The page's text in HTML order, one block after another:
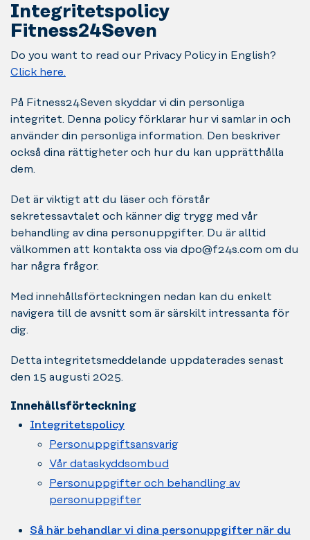
Integritetspolicy
Fitness24Seven
Do you want to read our Privacy Policy in English?
Click here.
På Fitness24Seven skyddar vi din personliga
integritet. Denna policy förklarar hur vi samlar in och
använder din personliga information. Den beskriver
också dina rättigheter och hur du kan upprätthålla
dem.
Det är viktigt att du läser och förstår
sekretessavtalet och känner dig trygg med vår
behandling av dina personuppgifter. Du är alltid
välkommen att kontakta oss via dpo@f24s.com om du
har några frågor.
Med innehållsförteckningen nedan kan du enkelt
navigera till de avsnitt som är särskilt intressanta för
dig.
Detta integritetsmeddelande uppdaterades senast
den 15 augusti 2025.
Innehållsförteckning
Integritetspolicy
Personuppgiftsansvarig
Vår dataskyddsombud
Personuppgifter och behandling av
personuppgifter
Så här behandlar vi dina personuppgifter när du